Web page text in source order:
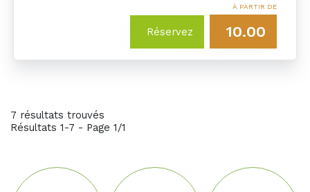
Réservez
À PARTIR DE
10.00
7 résultats trouvés
Résultats 1-7 - Page 1/1